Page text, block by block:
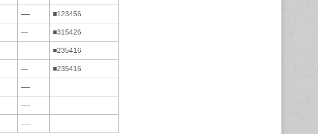
—- ■123456
— ■315426
— ■235416
— ■235416
—-
—-
—-